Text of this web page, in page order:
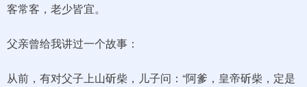
客常客，老少皆宜。
父亲曾给我讲过一个故事：
从前，有对父子上山斫柴，儿子问：“阿爹，皇帝斫柴，定是